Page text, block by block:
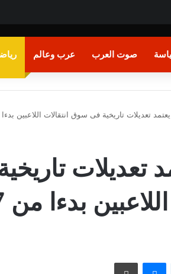
تاريخية تصون السلام والاستقرار
صوت العرب عرب وعالم
تعديلات تاريخية فى سوق انتقالات اللاعبين بدءا من
تعديلات
بدءا من 2027
لينكدإن ماسنجر طباعة